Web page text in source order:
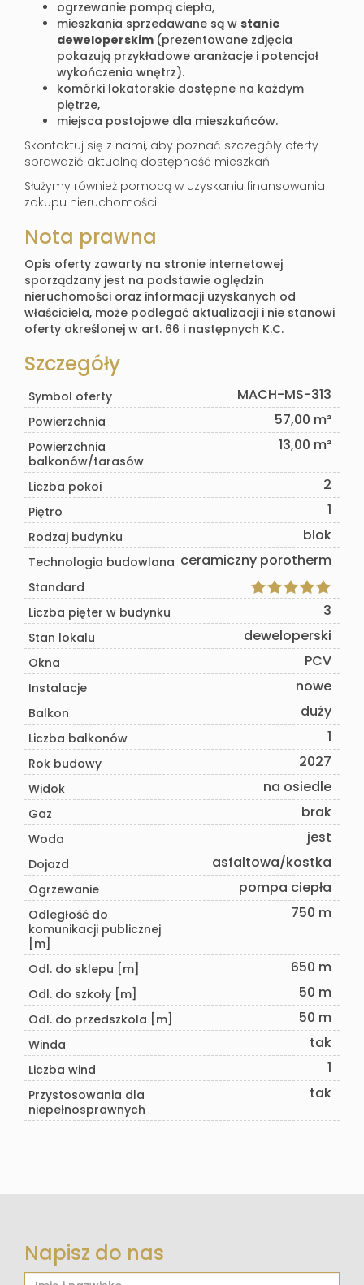
ogrzewanie pompą ciepła,
mieszkania sprzedawane są w stanie
deweloperskim (prezentowane zdjęcia
pokazują przykładowe aranżacje i potencjał
wykończenia wnętrz).
komórki lokatorskie dostępne na każdym
piętrze,
miejsca postojowe dla mieszkańców.
Skontaktuj się z nami, aby poznać szczegóły oferty i
sprawdzić aktualną dostępność mieszkań.
Służymy również pomocą w uzyskaniu finansowania
zakupu nieruchomości.
Nota prawna
Opis oferty zawarty na stronie internetowej
sporządzany jest na podstawie oględzin
nieruchomości oraz informacji uzyskanych od
właściciela, może podlegać aktualizacji i nie stanowi
oferty określonej w art. 66 i następnych K.C.
Szczegóły
Symbol oferty MACH-MS-313
Powierzchnia 57,00 m²
Powierzchnia
balkonów/tarasów
13,00 m²
Liczba pokoi 2
Piętro 1
Rodzaj budynku blok
Technologia budowlana ceramiczny porotherm
Standard
Liczba pięter w budynku
3
Stan lokalu deweloperski
Okna PCV
Instalacje nowe
Balkon duży
Liczba balkonów 1
Rok budowy 2027
Widok na osiedle
Gaz brak
Woda jest
Dojazd asfaltowa/kostka
Ogrzewanie pompa ciepła
Odległość do
komunikacji publicznej
[m]
750 m
Odl. do sklepu [m] 650 m
Odl. do szkoły [m] 50 m
Odl. do przedszkola [m] 50 m
Winda tak
Liczba wind 1
Przystosowania dla
niepełnosprawnych
tak
Napisz do nas